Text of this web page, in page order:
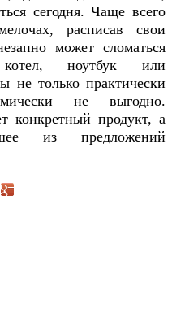
сегодня. Чаще всего
расписав свои
может сломаться
ноутбук или
не только практически
не выгодно.
конкретный продукт, а
из предложений